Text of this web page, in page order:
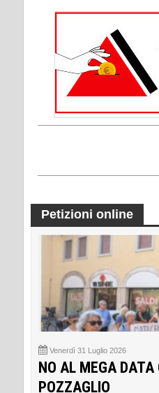
Petizioni online
Venerdì 31 Luglio 2026
NO AL MEGA DATA
POZZAGLIO